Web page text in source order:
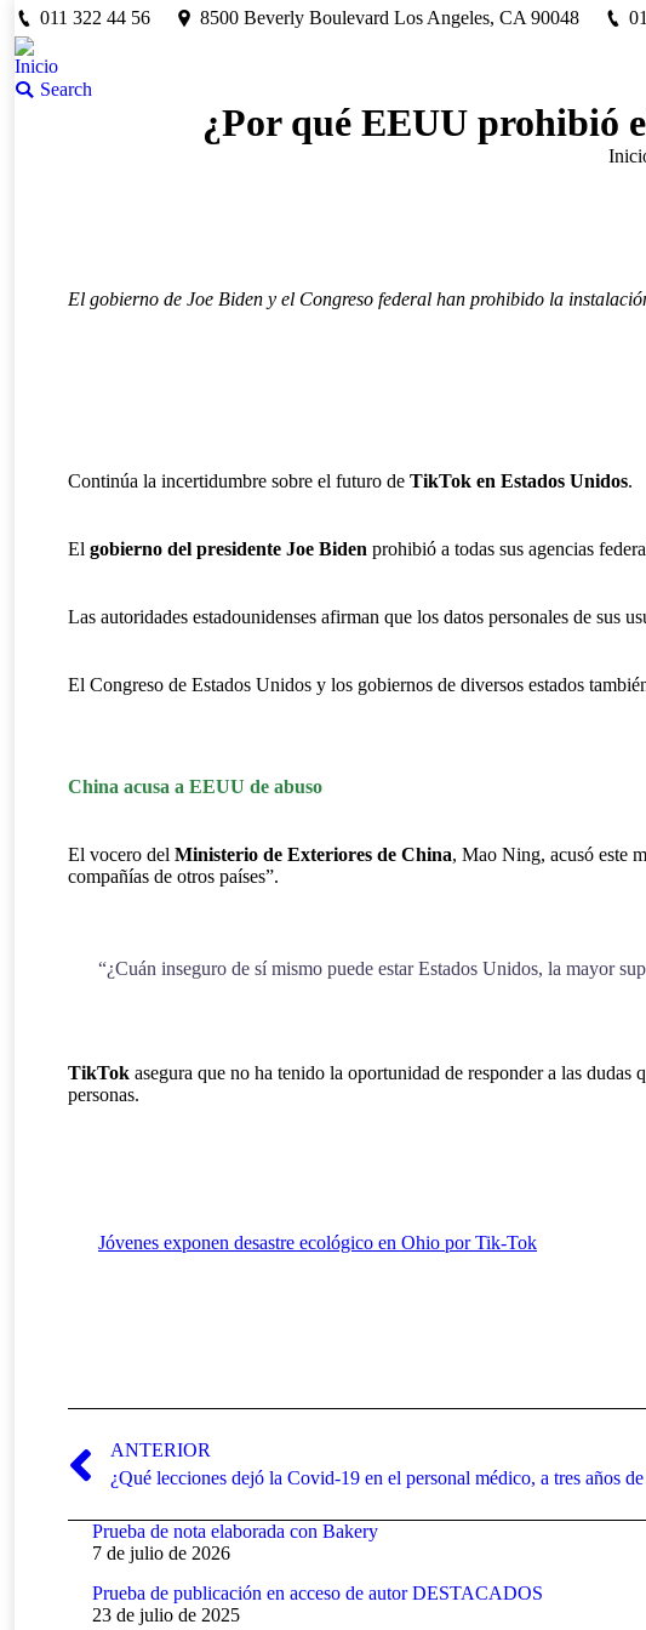
011 322 44 56 8500 Beverly Boulevard Los Angeles, CA 90048
Inicio
Buscar:
Search
¿Por qué EEUU prohibió
El gobierno de Joe Biden y el Congreso federal han prohibido la
Continúa la incertidumbre sobre el futuro de TikTok en Estados Unidos.
El gobierno del presidente Joe Biden prohibió a todas sus agencias
Las autoridades estadounidenses afirman que los datos personales de sus
El Congreso de Estados Unidos y los gobiernos de diversos estados
China acusa a EEUU de abuso
El vocero del Ministerio de Exteriores de China, Mao Ning, acusó este
compañías de otros países”.
“¿Cuán inseguro de sí mismo puede estar Estados Unidos, la mayor
TikTok asegura que no ha tenido la oportunidad de responder a las
personas.
Jóvenes exponen desastre ecológico en Ohio por Tik-Tok
entre
publicaciones
ANTERIOR
Publicación
anterior:
¿Qué lecciones dejó la Covid-19 en el personal médico, a tres años
Prueba de nota elaborada con Bakery
7 de julio de 2026
Prueba de publicación en acceso de autor DESTACADOS
23 de julio de 2025